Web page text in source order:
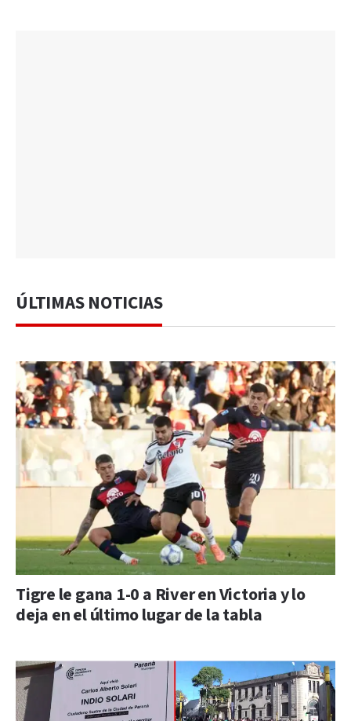
ÚLTIMAS NOTICIAS
Tigre le gana 1-0 a River en Victoria y lo
deja en el último lugar de la tabla